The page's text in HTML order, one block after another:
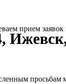
просьбам